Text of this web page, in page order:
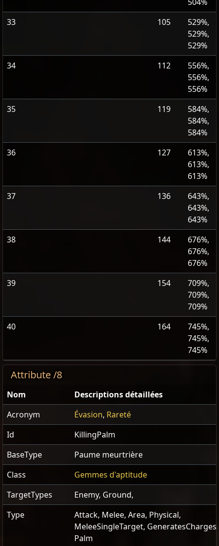
33
105
529%,
529%,
529%
34
112
556%,
556%,
556%
35
119
584%,
584%,
584%
36
127
613%,
613%,
613%
37
136
643%,
643%,
643%
38
144
676%,
676%,
676%
39
154
709%,
709%,
709%
40
164
745%,
745%,
745%
Attribute /8
Nom
Descriptions détaillées
Acronym
Évasion, Rareté
Id
KillingPalm
BaseType
Paume meurtrière
Class
Gemmes d'aptitude
TargetTypes
Enemy, Ground,
Type
Attack, Melee, Area, Physical,
MeleeSingleTarget, GeneratesCharges,
Palm